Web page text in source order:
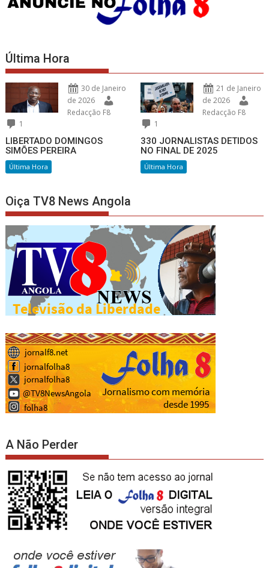
Última Hora
30 de Janeiro
de 2026
Redacção F8
1
LIBERTADO DOMINGOS
SIMÕES PEREIRA
Última Hora
21 de Janeiro
de 2026
Redacção F8
1
330 JORNALISTAS DETIDOS
NO FINAL DE 2025
Última Hora
Oiça TV8 News Angola
A Não Perder